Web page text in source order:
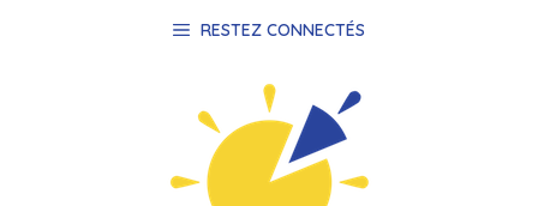
RESTEZ CONNECTÉS